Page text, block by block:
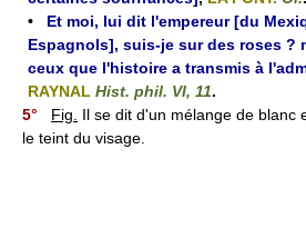
• Et moi, lui dit l'empereur [du
Espagnols], suis-je sur des roses ?
ceux que l'histoire a transmis à
RAYNAL Hist. phil. VI, 11.
5°
Fig.
Il se dit d'un mélange de blanc
le teint du visage.